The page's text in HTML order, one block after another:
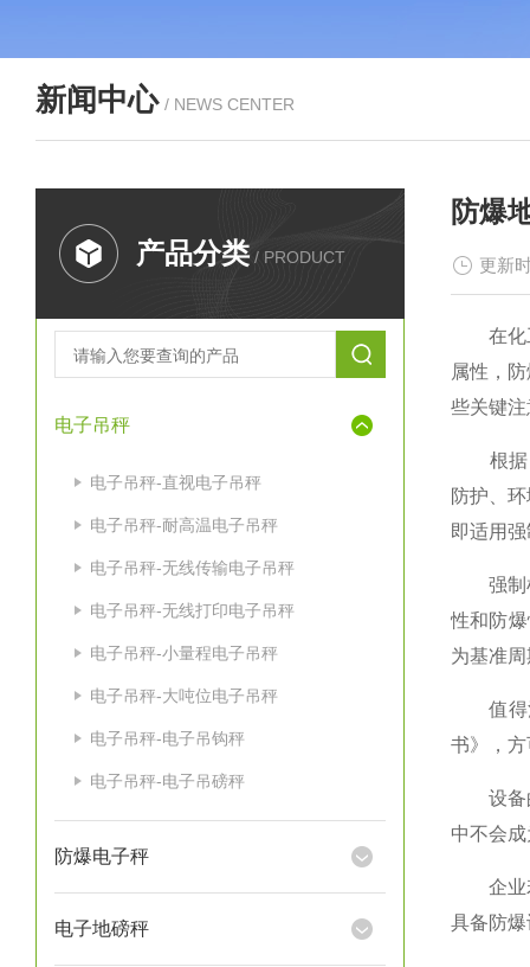
新闻中心 / NEWS CENTER
产品分类 / PRODUCT
电子吊秤
电子吊秤-直视电子吊秤
电子吊秤-耐高温电子吊秤
电子吊秤-无线传输电子吊秤
电子吊秤-无线打印电子吊秤
电子吊秤-小量程电子吊秤
电子吊秤-大吨位电子吊秤
电子吊秤-电子吊钩秤
电子吊秤-电子吊磅秤
防爆电子秤
电子地磅秤
防爆
更新
在化工
属性，
些关键
根据《
防护、
即适用
强制检
性和防
为基准
值得注
书》，
设备的
中不会
企业若
具备防